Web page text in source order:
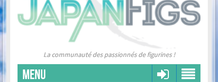
La communauté des passionnés de figurines !
MENU